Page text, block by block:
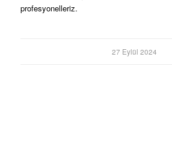
profesyonelleriz.
27 Eylül 2024